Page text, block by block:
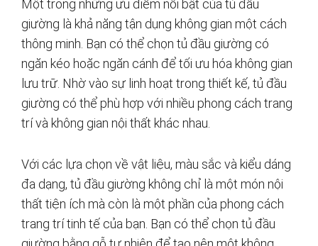
Một trong những ưu điểm nổi bật của tủ đầu
giường là khả năng tận dụng không gian một cách
thông minh. Bạn có thể chọn tủ đầu giường có
ngăn kéo hoặc ngăn cánh để tối ưu hóa không gian
lưu trữ. Nhờ vào sự linh hoạt trong thiết kế, tủ đầu
giường có thể phù hợp với nhiều phong cách trang
trí và không gian nội thất khác nhau.
Với các lựa chọn về vật liệu, màu sắc và kiểu dáng
đa dạng, tủ đầu giường không chỉ là một món nội
thất tiện ích mà còn là một phần của phong cách
trang trí tinh tế của bạn. Bạn có thể chọn tủ đầu